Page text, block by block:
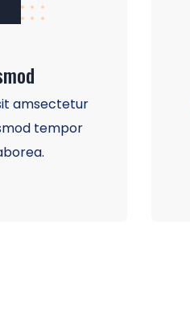
amsectetur
tempor